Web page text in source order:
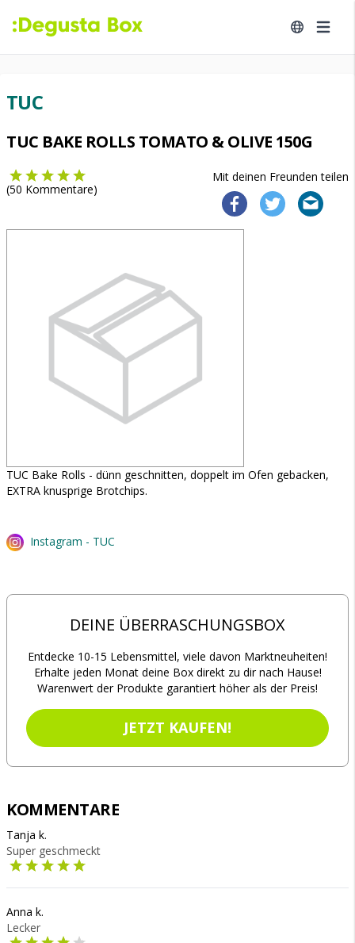
TUC
TUC BAKE ROLLS TOMATO & OLIVE 150G
Mit deinen Freunden teilen
(50 Kommentare)
TUC Bake Rolls - dünn geschnitten, doppelt im Ofen gebacken,
EXTRA knusprige Brotchips.
Instagram - TUC
DEINE ÜBERRASCHUNGSBOX
Entdecke 10-15 Lebensmittel, viele davon Marktneuheiten!
Erhalte jeden Monat deine Box direkt zu dir nach Hause!
Warenwert der Produkte garantiert höher als der Preis!
JETZT KAUFEN!
KOMMENTARE
Tanja k.
Super geschmeckt
Anna k.
Lecker